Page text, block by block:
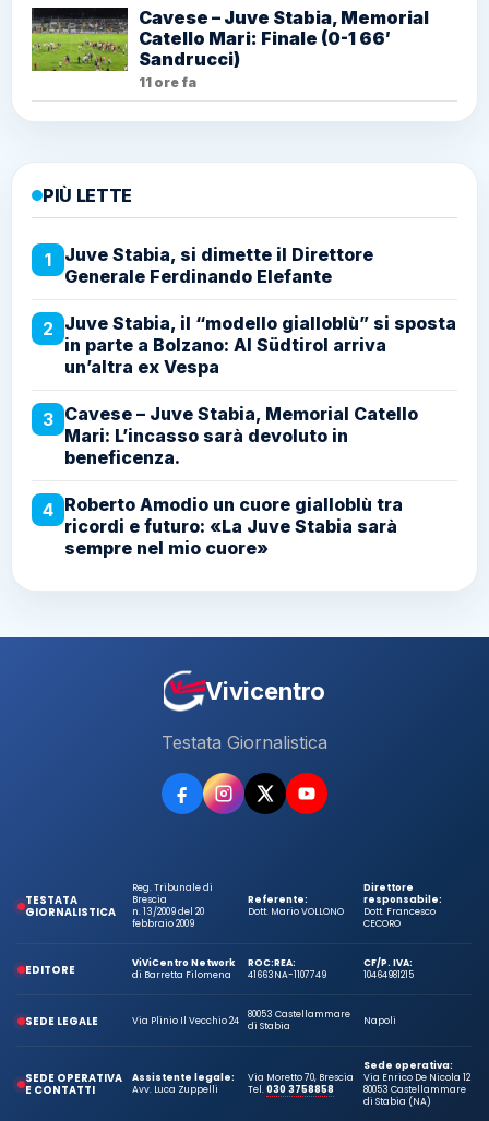
Cavese – Juve Stabia, Memorial
Catello Mari: Finale (0-1 66′
Sandrucci)
11 ore fa
PIÙ LETTE
1
Juve Stabia, si dimette il Direttore
Generale Ferdinando Elefante
2 Juve Stabia, il “modello gialloblù” si sposta
in parte a Bolzano: Al Südtirol arriva
un’altra ex Vespa
3 Cavese – Juve Stabia, Memorial Catello
Mari: L’incasso sarà devoluto in
beneficenza.
4 Roberto Amodio un cuore gialloblù tra
ricordi e futuro: «La Juve Stabia sarà
sempre nel mio cuore»
Vivicentro
Testata Giornalistica
TESTATA
GIORNALISTICA
Reg. Tribunale di
Brescia
n. 13/2009 del 20
febbraio 2009
Referente:
Dott. Mario VOLLONO
Direttore
responsabile:
Dott. Francesco
CECORO
EDITORE
ViViCentro Network
di Barretta Filomena
ROC:
41663
REA:
NA-1107749
CF/P. IVA:
10464981215
SEDE LEGALE Via Plinio Il Vecchio 24
80053 Castellammare
di Stabia
Napoli
SEDE OPERATIVA
E CONTATTI
Assistente legale:
Avv. Luca Zuppelli
Via Moretto 70, Brescia
Tel.030 3758858
Sede operativa:
Via Enrico De Nicola 12
80053 Castellammare
di Stabia (NA)